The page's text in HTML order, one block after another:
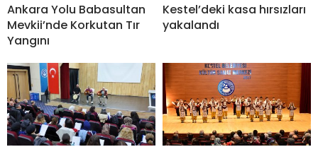
Ankara Yolu Babasultan
Mevkii’nde Korkutan Tır
Yangını
Kestel’deki kasa hırsızları
yakalandı